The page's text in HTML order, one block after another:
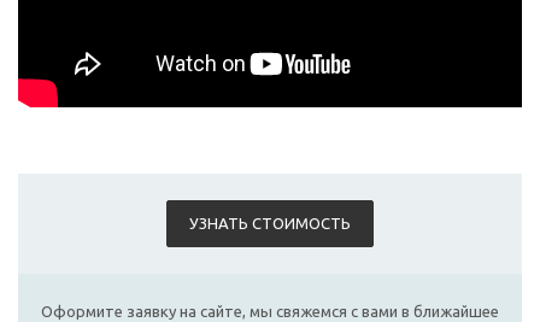
УЗНАТЬ СТОИМОСТЬ
Оформите заявку на сайте, мы свяжемся с вами в ближайшее